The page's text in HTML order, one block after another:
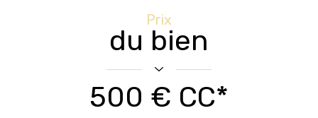
Prix
du bien
500 € CC*